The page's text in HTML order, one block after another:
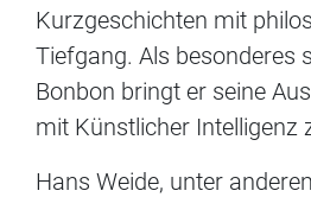
Kurzgeschichten mit
Tiefgang. Als besonderes
Bonbon bringt er seine
mit Künstlicher Intelligenz
Hans Weide, unter